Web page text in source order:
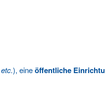
), eineöffentliche